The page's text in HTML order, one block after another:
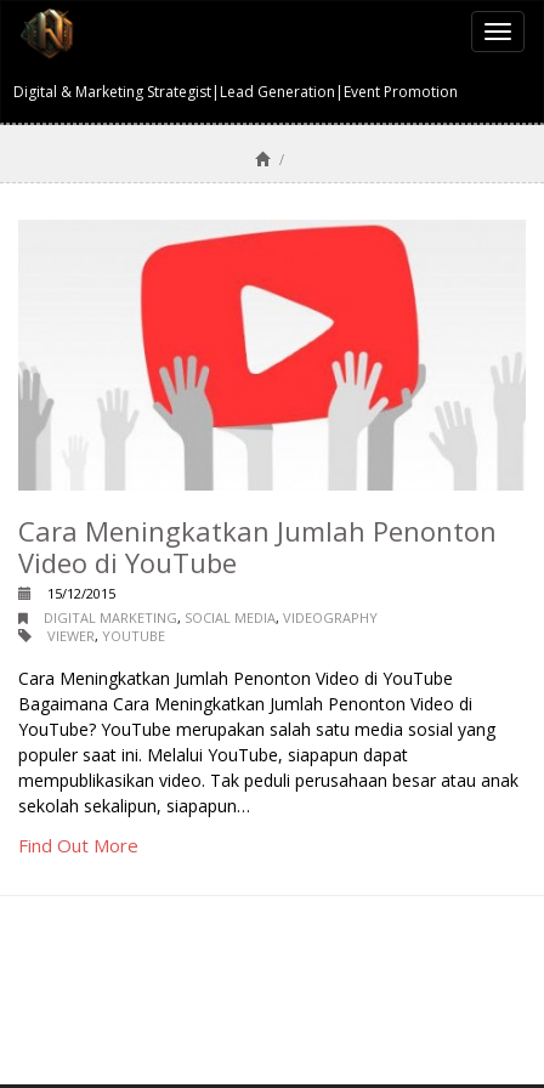
Digital & Marketing Strategist|Lead Generation|Event Promotion
/
Cara Meningkatkan Jumlah Penonton
Video di YouTube
15/12/2015
DIGITAL MARKETING, SOCIAL MEDIA, VIDEOGRAPHY
VIEWER, YOUTUBE
Cara Meningkatkan Jumlah Penonton Video di YouTube
Bagaimana Cara Meningkatkan Jumlah Penonton Video di
YouTube? YouTube merupakan salah satu media sosial yang
populer saat ini. Melalui YouTube, siapapun dapat
mempublikasikan video. Tak peduli perusahaan besar atau anak
sekolah sekalipun, siapapun…
Find Out More